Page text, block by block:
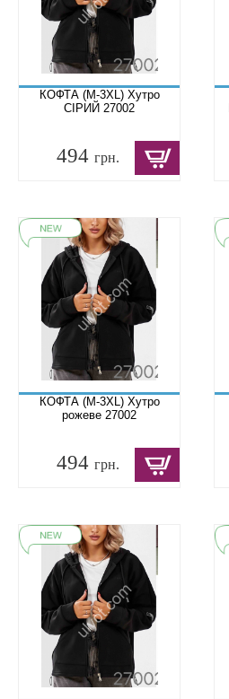
КОФТА (M-3XL) Хутро
СІРИЙ 27002
494 грн.
КОФТА (M-3XL) Хутро
рожеве 27002
494 грн.